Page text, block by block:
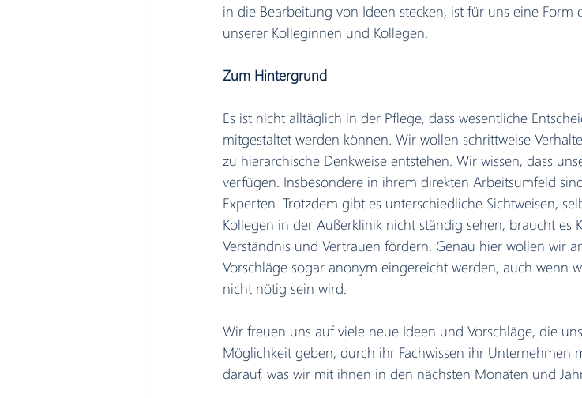
in die Bearbeitung von Ideen stecken, ist für uns eine
unserer Kolleginnen und Kollegen.
Zum Hintergrund
Es ist nicht alltäglich in der Pflege, dass wesentliche
mitgestaltet werden können. Wir wollen schrittweise
zu hierarchische Denkweise entstehen. Wir wissen, dass
verfügen. Insbesondere in ihrem direkten Arbeitsumfeld
Experten. Trotzdem gibt es unterschiedliche Sichtweisen,
Kollegen in der Außerklinik nicht ständig sehen, braucht es
Verständnis und Vertrauen fördern. Genau hier wollen wir
Vorschläge sogar anonym eingereicht werden, auch wenn
nicht nötig sein wird.
Wir freuen uns auf viele neue Ideen und Vorschläge, die
Möglichkeit geben, durch ihr Fachwissen ihr Unternehmen
darauf, was wir mit ihnen in den nächsten Monaten und